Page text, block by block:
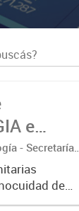
e
- Secretaría
Promoción
dede
la